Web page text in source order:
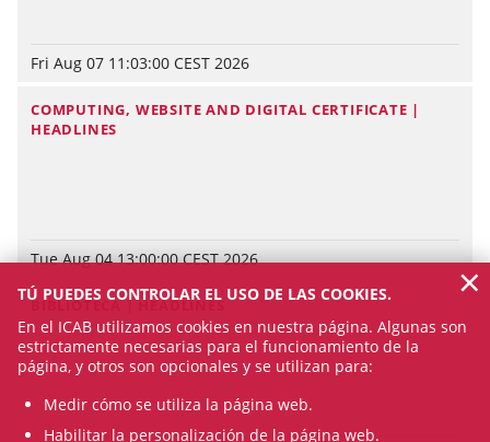
Fri Aug 07 11:03:00 CEST 2026
COMPUTING, WEBSITE AND DIGITAL CERTIFICATE |
HEADLINES
Tue Aug 04 13:00:00 CEST 2026
BIBLIOTECA | HEADLINES
TÚ PUEDES CONTROLAR EL USO DE LAS COOKIES.
En el ICAB utilizamos cookies en nuestra página. Algunas son
estrictamente necesarias para el funcionamiento de la
página, y otros son opcionales y se utilizan para:
Medir cómo se utiliza la página web.
Habilitar la personalización de la página web.
×